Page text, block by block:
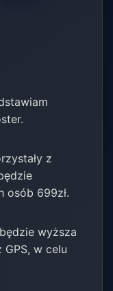
z
osób 699zł.
wyższa
w celu